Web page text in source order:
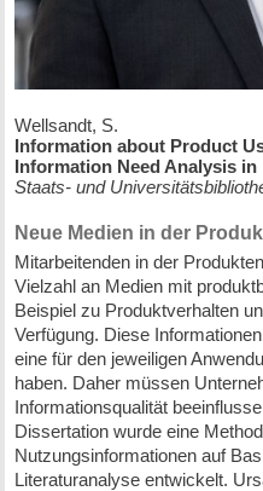
Wellsandt, S.
Information about Product
Information Need Analysis
Staats- und
Neue Medien in der
Mitarbeitenden in der
Vielzahl an Medien mit
Beispiel zu Produktverhalten
Verfügung. Diese
eine für den jeweiligen
haben. Daher müssen
Informationsqualität
Dissertation wurde eine
Nutzungsinformationen auf
Literaturanalyse entwickelt.